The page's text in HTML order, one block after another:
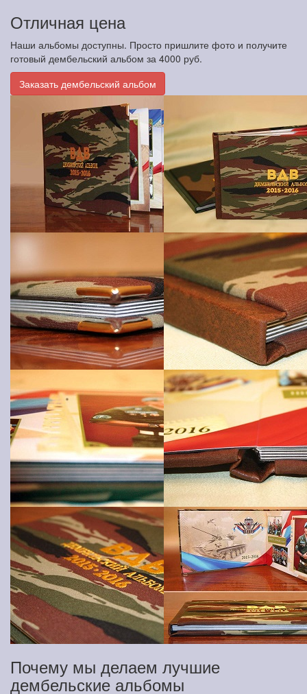
Отличная цена
Наши альбомы доступны. Просто пришлите фото и получите
готовый дембельский альбом за 4000 руб.
Заказать дембельский альбом
Почему мы делаем лучшие
дембельские альбомы